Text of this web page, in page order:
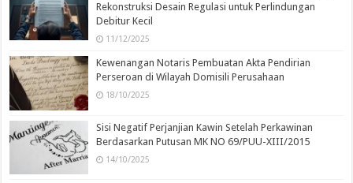
Rekonstruksi Desain Regulasi untuk Perlindungan
Debitur Kecil
11/12/2025
Kewenangan Notaris Pembuatan Akta Pendirian
Perseroan di Wilayah Domisili Perusahaan
18/10/2025
Sisi Negatif Perjanjian Kawin Setelah Perkawinan
Berdasarkan Putusan MK NO 69/PUU-XIII/2015
14/10/2025